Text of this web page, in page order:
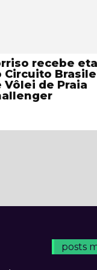
recebe
Circuito
Vôlei de Praia
posts